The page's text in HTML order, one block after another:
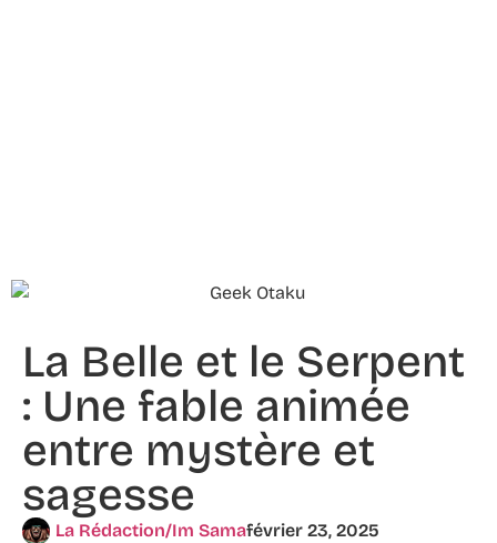
La Belle et le Serpent
: Une fable animée
entre mystère et
sagesse
La Rédaction/Im Samafévrier 23, 2025